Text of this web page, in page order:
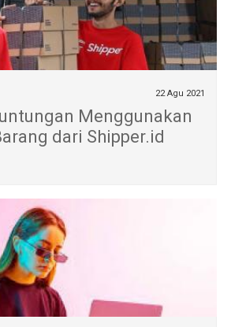
22 Agu 2021
Menggunakan
dari Shipper.id